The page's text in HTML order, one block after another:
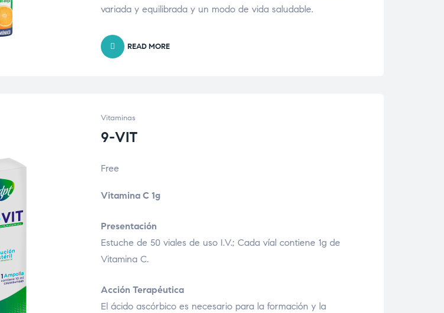
variada y equilibrada y un modo de vida saludable.
READ MORE
Vitaminas
9-VIT
Free
Vitamina C 1g
Presentación
Estuche de 50 viales de uso I.V.; Cada víal contiene 1g de
Vitamina C.
Acción Terapéutica
El ácido ascórbico es necesario para la formación y la